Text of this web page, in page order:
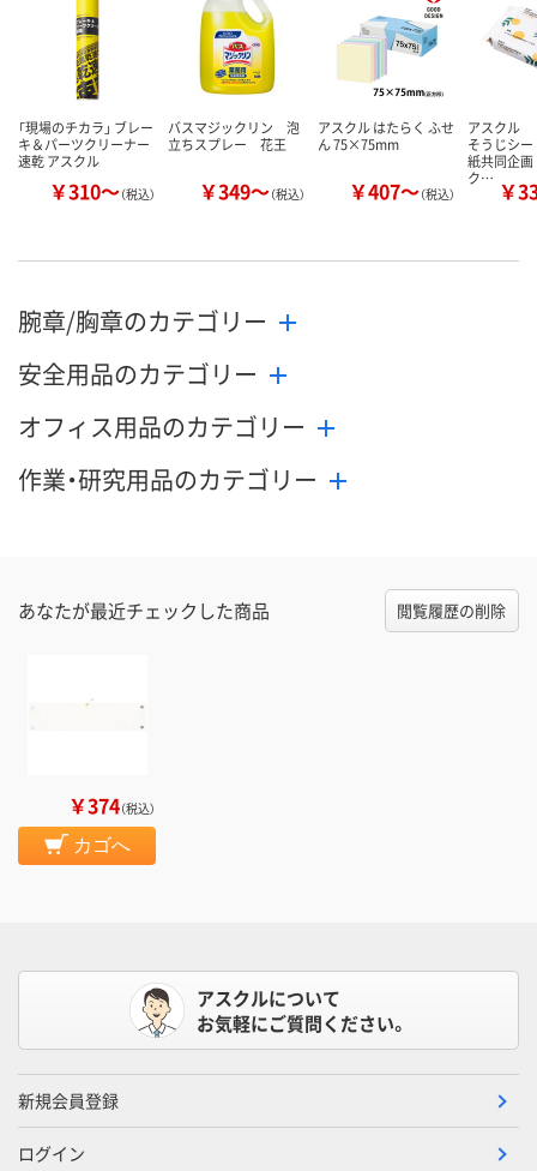
カゴへ カゴへ カ
「現場のチカラ」 ブレー
キ＆パーツクリーナー
速乾 アスクル
￥310～（税込）
バスマジックリン 泡
立ちスプレー 花王
￥349～（税込）
アスクル はたらく ふせ
ん 75×75mm
￥407～（税込）
アスクル
そうじシ
紙共同企
ク… ￥
腕章/胸章のカテゴリー
安全用品のカテゴリー
オフィス用品のカテゴリー
作業・研究用品のカテゴリー
あなたが最近チェックした商品 閲覧履歴の削除
￥374（税込）
カゴへ
アスクルについて
お気軽にご質問ください。
新規会員登録
ログイン